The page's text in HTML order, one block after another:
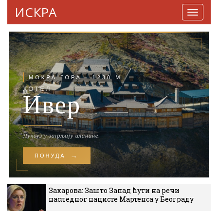
ИСКРА
Захарова: Зашто Запад ћути на речи
наследног нацисте Мартенса у Београду